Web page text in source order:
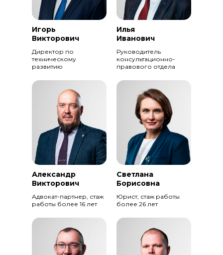
Игорь
Викторович
Директор по
техническому
развитию
Илья
Иванович
Руководитель
консультационно-
правового отдела
Александр
Викторович
Адвокат-партнер, стаж
работы более 16 лет
Светлана
Борисовна
Юрист, стаж работы
более 26 лет